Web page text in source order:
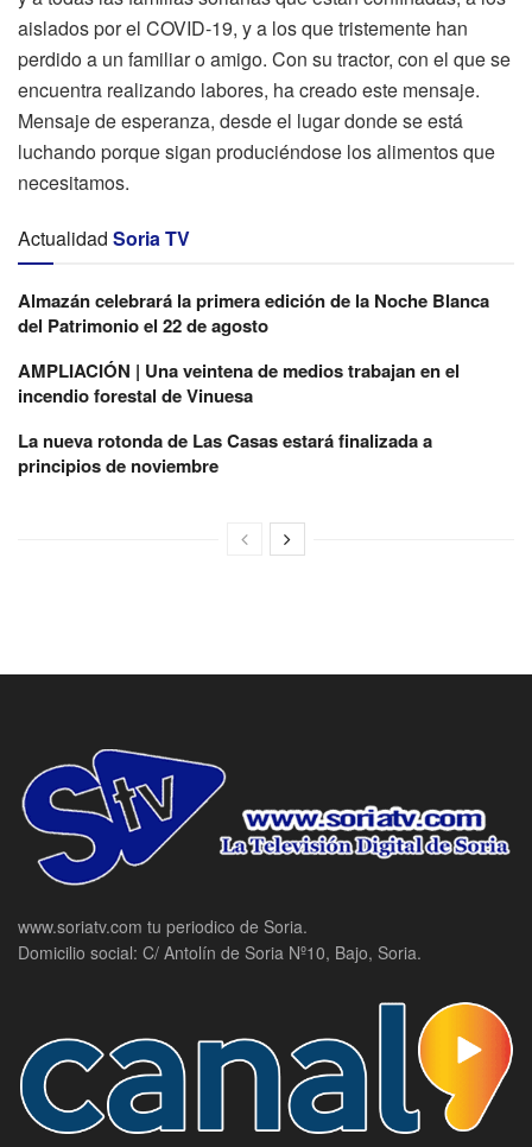
aislados por el COVID-19, y a los que tristemente han
perdido a un familiar o amigo. Con su tractor, con el que se
encuentra realizando labores, ha creado este mensaje.
Mensaje de esperanza, desde el lugar donde se está
luchando porque sigan produciéndose los alimentos que
necesitamos.
Actualidad Soria TV
Almazán celebrará la primera edición de la Noche Blanca
del Patrimonio el 22 de agosto
AMPLIACIÓN | Una veintena de medios trabajan en el
incendio forestal de Vinuesa
La nueva rotonda de Las Casas estará finalizada a
principios de noviembre
www.soriatv.com tu periodico de Soria.
Domicilio social: C/ Antolín de Soria Nº10, Bajo, Soria.